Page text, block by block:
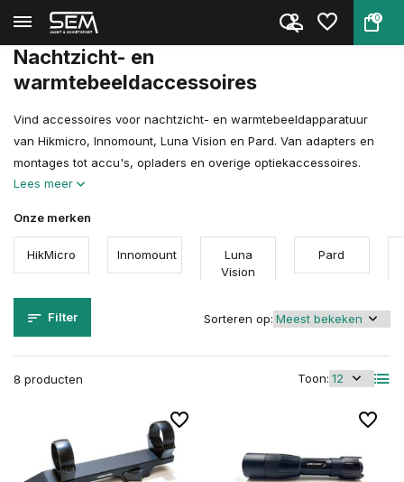
0
Terug Home Nachtzicht- en warmtebeeldacce...
Nachtzicht- en
warmtebeeldaccessoires
Vind accessoires voor nachtzicht- en warmtebeeldapparatuur
van Hikmicro, Innomount, Luna Vision en Pard. Van adapters en
montages tot accu's, opladers en overige optiekaccessoires.
Lees meer
Onze merken
HikMicro Innomount
Luna
Vision
Pard
Filter
8 producten Toon:
Sorteren op: